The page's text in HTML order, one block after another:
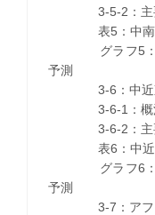
3-5-2：主要
表5：中南米市
グラフ5：中
予測
3-6：中近
3-6-1：概
3-6-2：主要
表6：中近東市
グラフ6：中
予測
3-7：アフ